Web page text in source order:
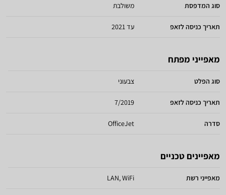
סוג המדפסת משולבת
תאריך כניסה לזאפ עד 2021
מאפייני מפתח
סוג הפלט צבעוני
תאריך כניסה לזאפ 7/2019
סדרה OfficeJet
מאפיינים טכניים
מאפייני רשת LAN, WiFi